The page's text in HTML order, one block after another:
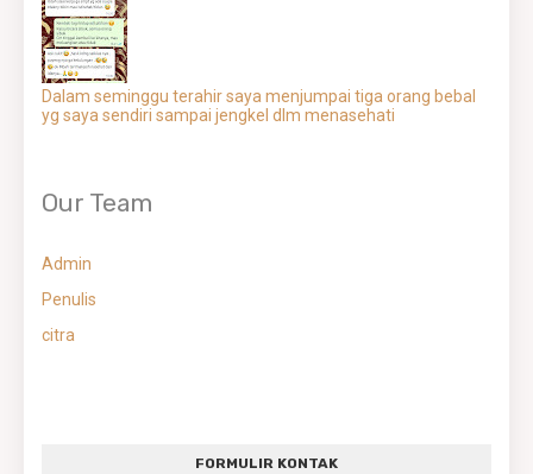
Dalam seminggu terahir saya menjumpai tiga orang bebal
yg saya sendiri sampai jengkel dlm menasehati
Our Team
Admin
Penulis
citra
FORMULIR KONTAK